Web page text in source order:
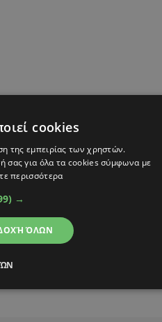
cookies
της εμπειρίας των χρηστών.
σας για όλα τα cookies σύμφωνα με
περισσότερα
→
ΌΛΩΝ